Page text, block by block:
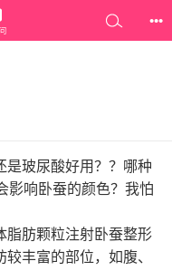
•••
是玻尿酸好用？？哪种
影响卧蚕的颜色？我怕
脂肪颗粒注射卧蚕整形
丰富的部位，如腹、